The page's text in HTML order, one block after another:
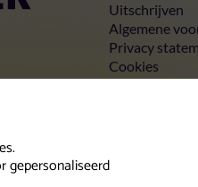
gepersonaliseerd
Uitschrijven
Algemene
Privacy
Cookies